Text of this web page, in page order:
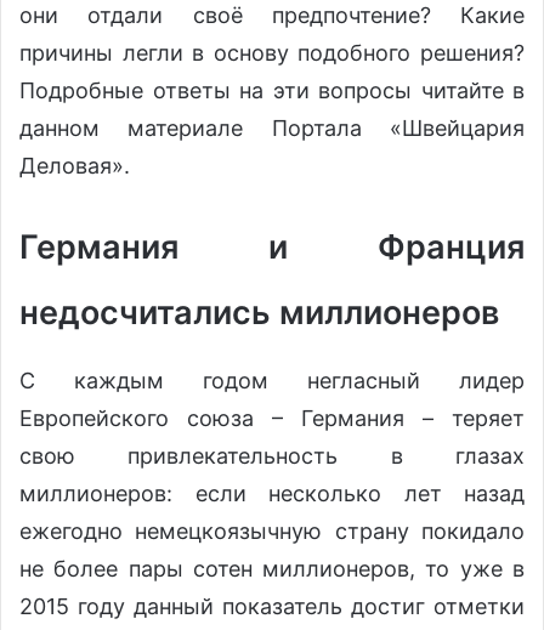
они отдали своё предпочтение? Какие
причины легли в основу подобного решения?
Подробные ответы на эти вопросы читайте в
данном материале Портала «Швейцария
Деловая».
Германия и Франция
недосчитались миллионеров
С каждым годом негласный лидер
Европейского союза – Германия – теряет
свою привлекательность в глазах
миллионеров: если несколько лет назад
ежегодно немецкоязычную страну покидало
не более пары сотен миллионеров, то уже в
2015 году данный показатель достиг отметки